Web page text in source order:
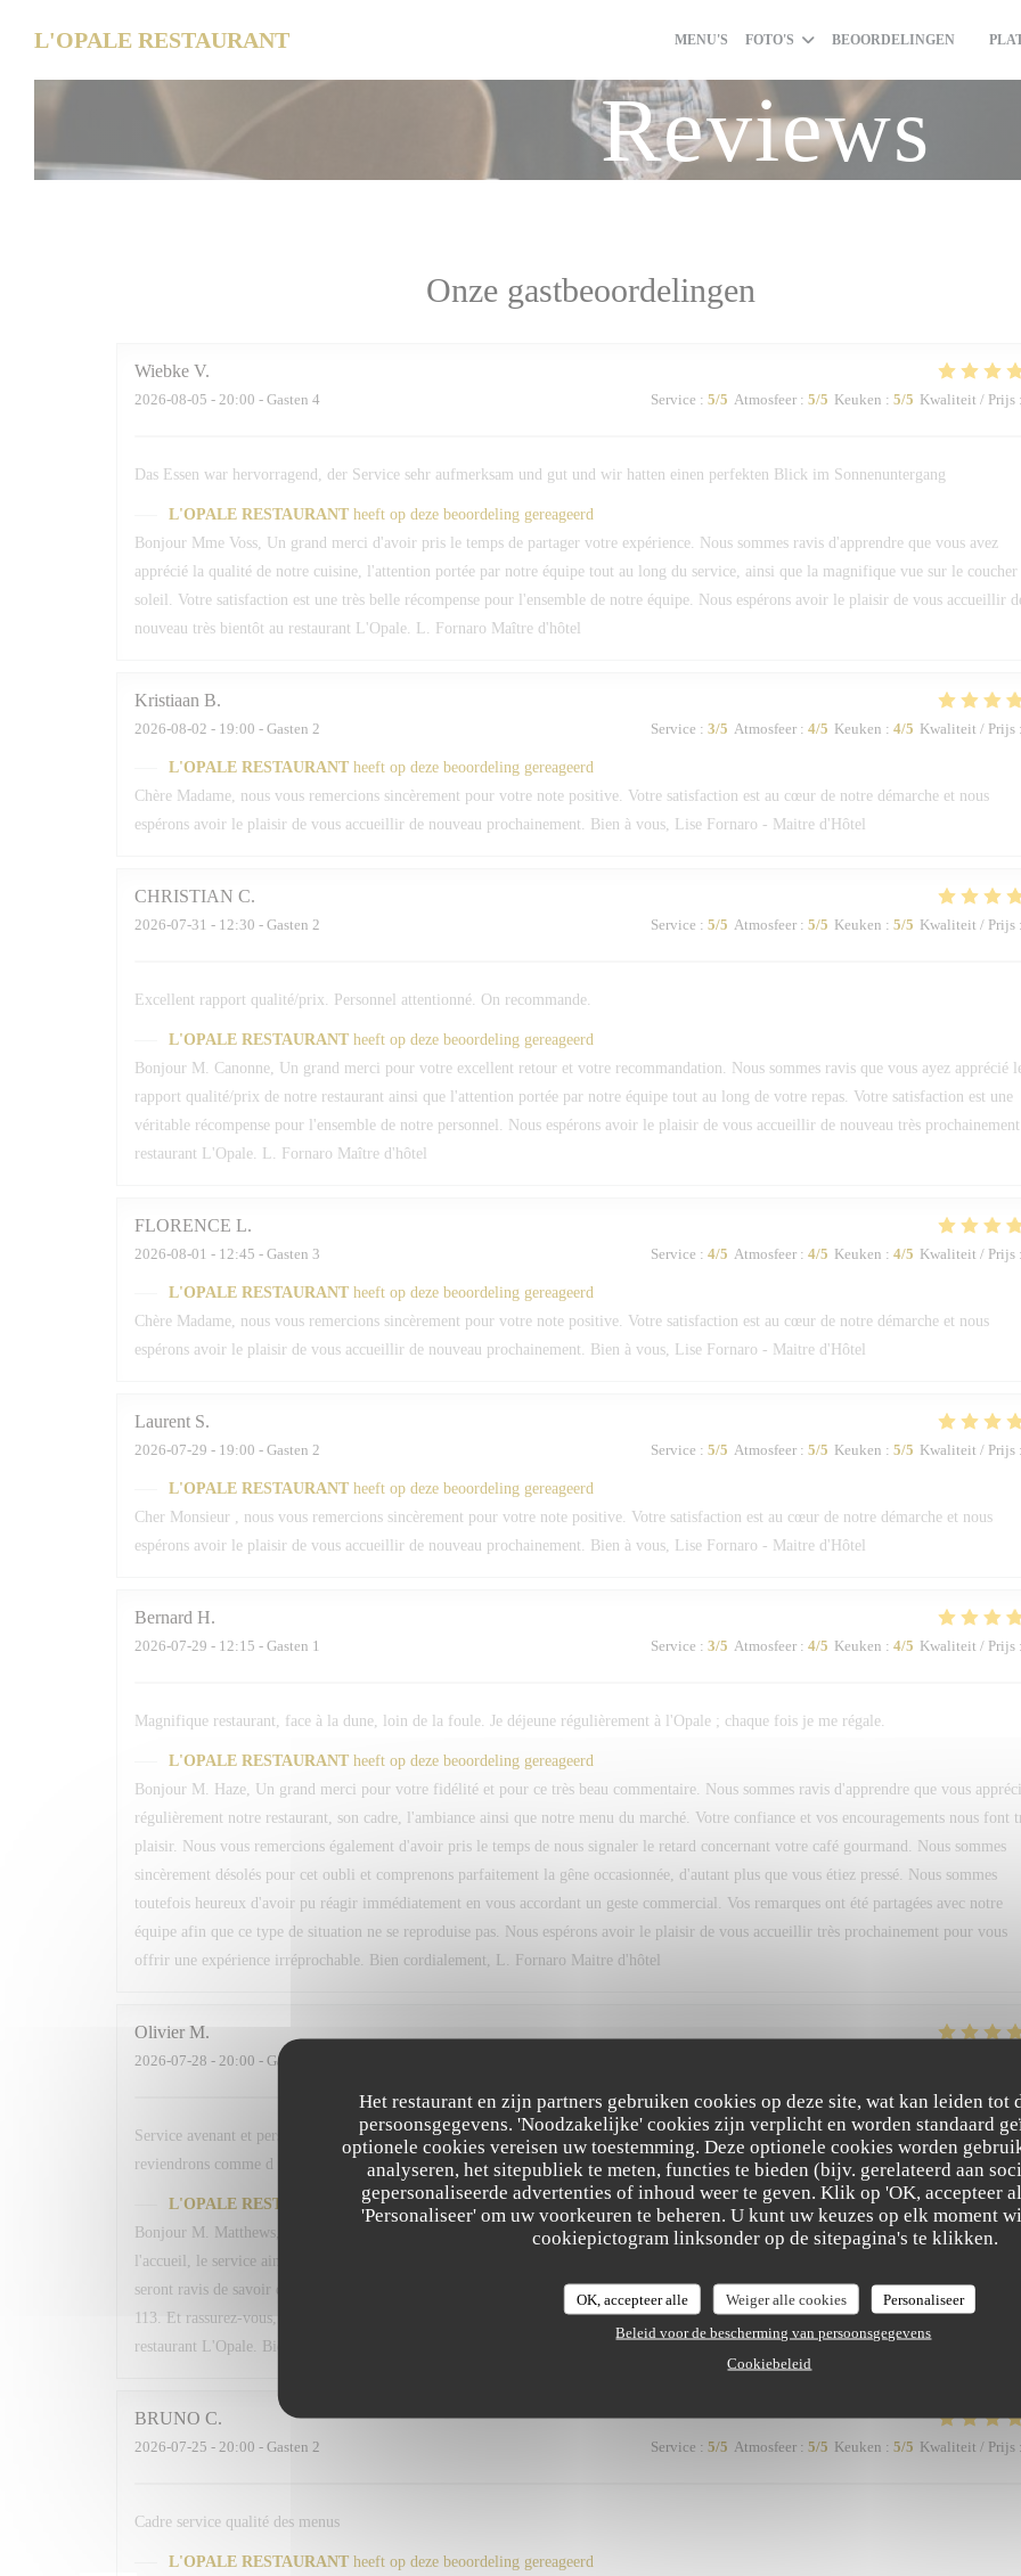
Het restaurant en zijn partners gebruiken cookies op deze site, wat kan leiden tot
persoonsgegevens. 'Noodzakelijke' cookies zijn verplicht en worden standaard
optionele cookies vereisen uw toestemming. Deze optionele cookies worden
analyseren, het sitepubliek te meten, functies te bieden (bijv. gerelateerd aan
gepersonaliseerde advertenties of inhoud weer te geven. Klik op 'OK, accepteer
'Personaliseer' om uw voorkeuren te beheren. U kunt uw keuzes op elk moment
cookiepictogram linksonder op de sitepagina's te klikken.
OK, accepteer alle Weiger alle cookies
Personaliseer
Beleid voor de bescherming van persoonsgegevens
Cookiebeleid
L'OPALE RESTAURANT MENU'S FOTO'S BEOORDELINGEN
Reviews
Onze gastbeoordelingen
Wiebke V
2026-08-05 - 20:00 - Gasten 4 Service : 5/5 Atmosfeer: 5/5 Keuken : 5/5 Kwaliteit / Prijs:
Das Essen war hervorragend, der Service sehr aufmerksam und gut und wir hatten einen perfekten Blick im Sonnenuntergang
L'OPALE RESTAURANT heeft op deze beoordeling gereageerd
Bonjour Mme Voss, Un grand merci d'avoir pris le temps de partager votre expérience. Nous sommes ravis d'apprendre que vous avez
apprécié la qualité de notre cuisine, l'attention portée par notre équipe tout au long du service, ainsi que la magnifique vue sur le coucher
soleil. Votre satisfaction est une très belle récompense pour l'ensemble de notre équipe. Nous espérons avoir le plaisir de vous accueillir
nouveau très bientôt au restaurant L'Opale. L. Fornaro Maître d'hôtel
Kristiaan B
2026-08-02 - 19:00 - Gasten 2 Service : 3/5 Atmosfeer: 4/5 Keuken : 4/5 Kwaliteit / Prijs:
L'OPALE RESTAURANT heeft op deze beoordeling gereageerd
Chère Madame, nous vous remercions sincèrement pour votre note positive. Votre satisfaction est au cœur de notre démarche et nous
espérons avoir le plaisir de vous accueillir de nouveau prochainement. Bien à vous, Lise Fornaro - Maitre d'Hôtel
CHRISTIAN C
2026-07-31 - 12:30 - Gasten 2 Service : 5/5 Atmosfeer: 5/5 Keuken : 5/5 Kwaliteit / Prijs:
Excellent rapport qualité/prix. Personnel attentionné. On recommande.
L'OPALE RESTAURANT heeft op deze beoordeling gereageerd
Bonjour M. Canonne, Un grand merci pour votre excellent retour et votre recommandation. Nous sommes ravis que vous ayez apprécié
rapport qualité/prix de notre restaurant ainsi que l'attention portée par notre équipe tout au long de votre repas. Votre satisfaction est une
véritable récompense pour l'ensemble de notre personnel. Nous espérons avoir le plaisir de vous accueillir de nouveau très prochainement
restaurant L'Opale. L. Fornaro Maître d'hôtel
FLORENCE L
2026-08-01 - 12:45 - Gasten 3 Service : 4/5 Atmosfeer: 4/5 Keuken : 4/5 Kwaliteit / Prijs:
L'OPALE RESTAURANT heeft op deze beoordeling gereageerd
Chère Madame, nous vous remercions sincèrement pour votre note positive. Votre satisfaction est au cœur de notre démarche et nous
espérons avoir le plaisir de vous accueillir de nouveau prochainement. Bien à vous, Lise Fornaro - Maitre d'Hôtel
Laurent S
2026-07-29 - 19:00 - Gasten 2 Service : 5/5 Atmosfeer: 5/5 Keuken : 5/5 Kwaliteit / Prijs:
L'OPALE RESTAURANT heeft op deze beoordeling gereageerd
Cher Monsieur , nous vous remercions sincèrement pour votre note positive. Votre satisfaction est au cœur de notre démarche et nous
espérons avoir le plaisir de vous accueillir de nouveau prochainement. Bien à vous, Lise Fornaro - Maitre d'Hôtel
Bernard H
2026-07-29 - 12:15 - Gasten 1 Service : 3/5 Atmosfeer: 4/5 Keuken : 4/5 Kwaliteit / Prijs:
Magnifique restaurant, face à la dune, loin de la foule. Je déjeune régulièrement à l'Opale ; chaque fois je me régale.
L'OPALE RESTAURANT heeft op deze beoordeling gereageerd
Bonjour M. Haze, Un grand merci pour votre fidélité et pour ce très beau commentaire. Nous sommes ravis d'apprendre que vous
régulièrement notre restaurant, son cadre, l'ambiance ainsi que notre menu du marché. Votre confiance et vos encouragements nous font
plaisir. Nous vous remercions également d'avoir pris le temps de nous signaler le retard concernant votre café gourmand. Nous sommes
sincèrement désolés pour cet oubli et comprenons parfaitement la gêne occasionnée, d'autant plus que vous étiez pressé. Nous sommes
toutefois heureux d'avoir pu réagir immédiatement en vous accordant un geste commercial. Vos remarques ont été partagées avec notre
équipe afin que ce type de situation ne se reproduise pas. Nous espérons avoir le plaisir de vous accueillir très prochainement pour vous
offrir une expérience irréprochable. Bien cordialement, L. Fornaro Maitre d'hôtel
Olivier M
2026-07-28 - 20:00 - Gasten 2
Service avenant et personnel souriant. Plats simples choisis mais copieux. Merci Léa pour le service. Merci a hugo au bar et réception.
reviendrons comme d habitude A la 113. En espérant retrouver nos pots de beurre habituels ;-)
L'OPALE RESTAURANT
heeft op deze beoordeling gereageerd
Bonjour M. Matthews, Un grand merci pour votre fidélité et pour ce très gentil commentaire. Nous sommes ravis que vous ayez apprécié
l'accueil, le service ainsi que les plats proposés. Votre message sera transmis avec grand plaisir à Léa, Hugo ainsi qu'à toute l'équipe, qui
seront ravis de savoir qu'ils ont contribué à rendre votre soirée agréable. Nous serons très heureux de vous accueillir à nouveau à votre
113. Et rassurez-vous, nous ferons de notre mieux pour que vos fameux pots de beurre soient au rendez-vous ! 😉 À très bientôt au
restaurant L'Opale. Bien cordialement, L. Fornaro Maitre d'hôtel
BRUNO C
2026-07-25 - 20:00 - Gasten 2 Service : 5/5 Atmosfeer: 5/5 Keuken : 5/5 Kwaliteit / Prijs:
Cadre service qualité des menus
L'OPALE RESTAURANT heeft op deze beoordeling gereageerd